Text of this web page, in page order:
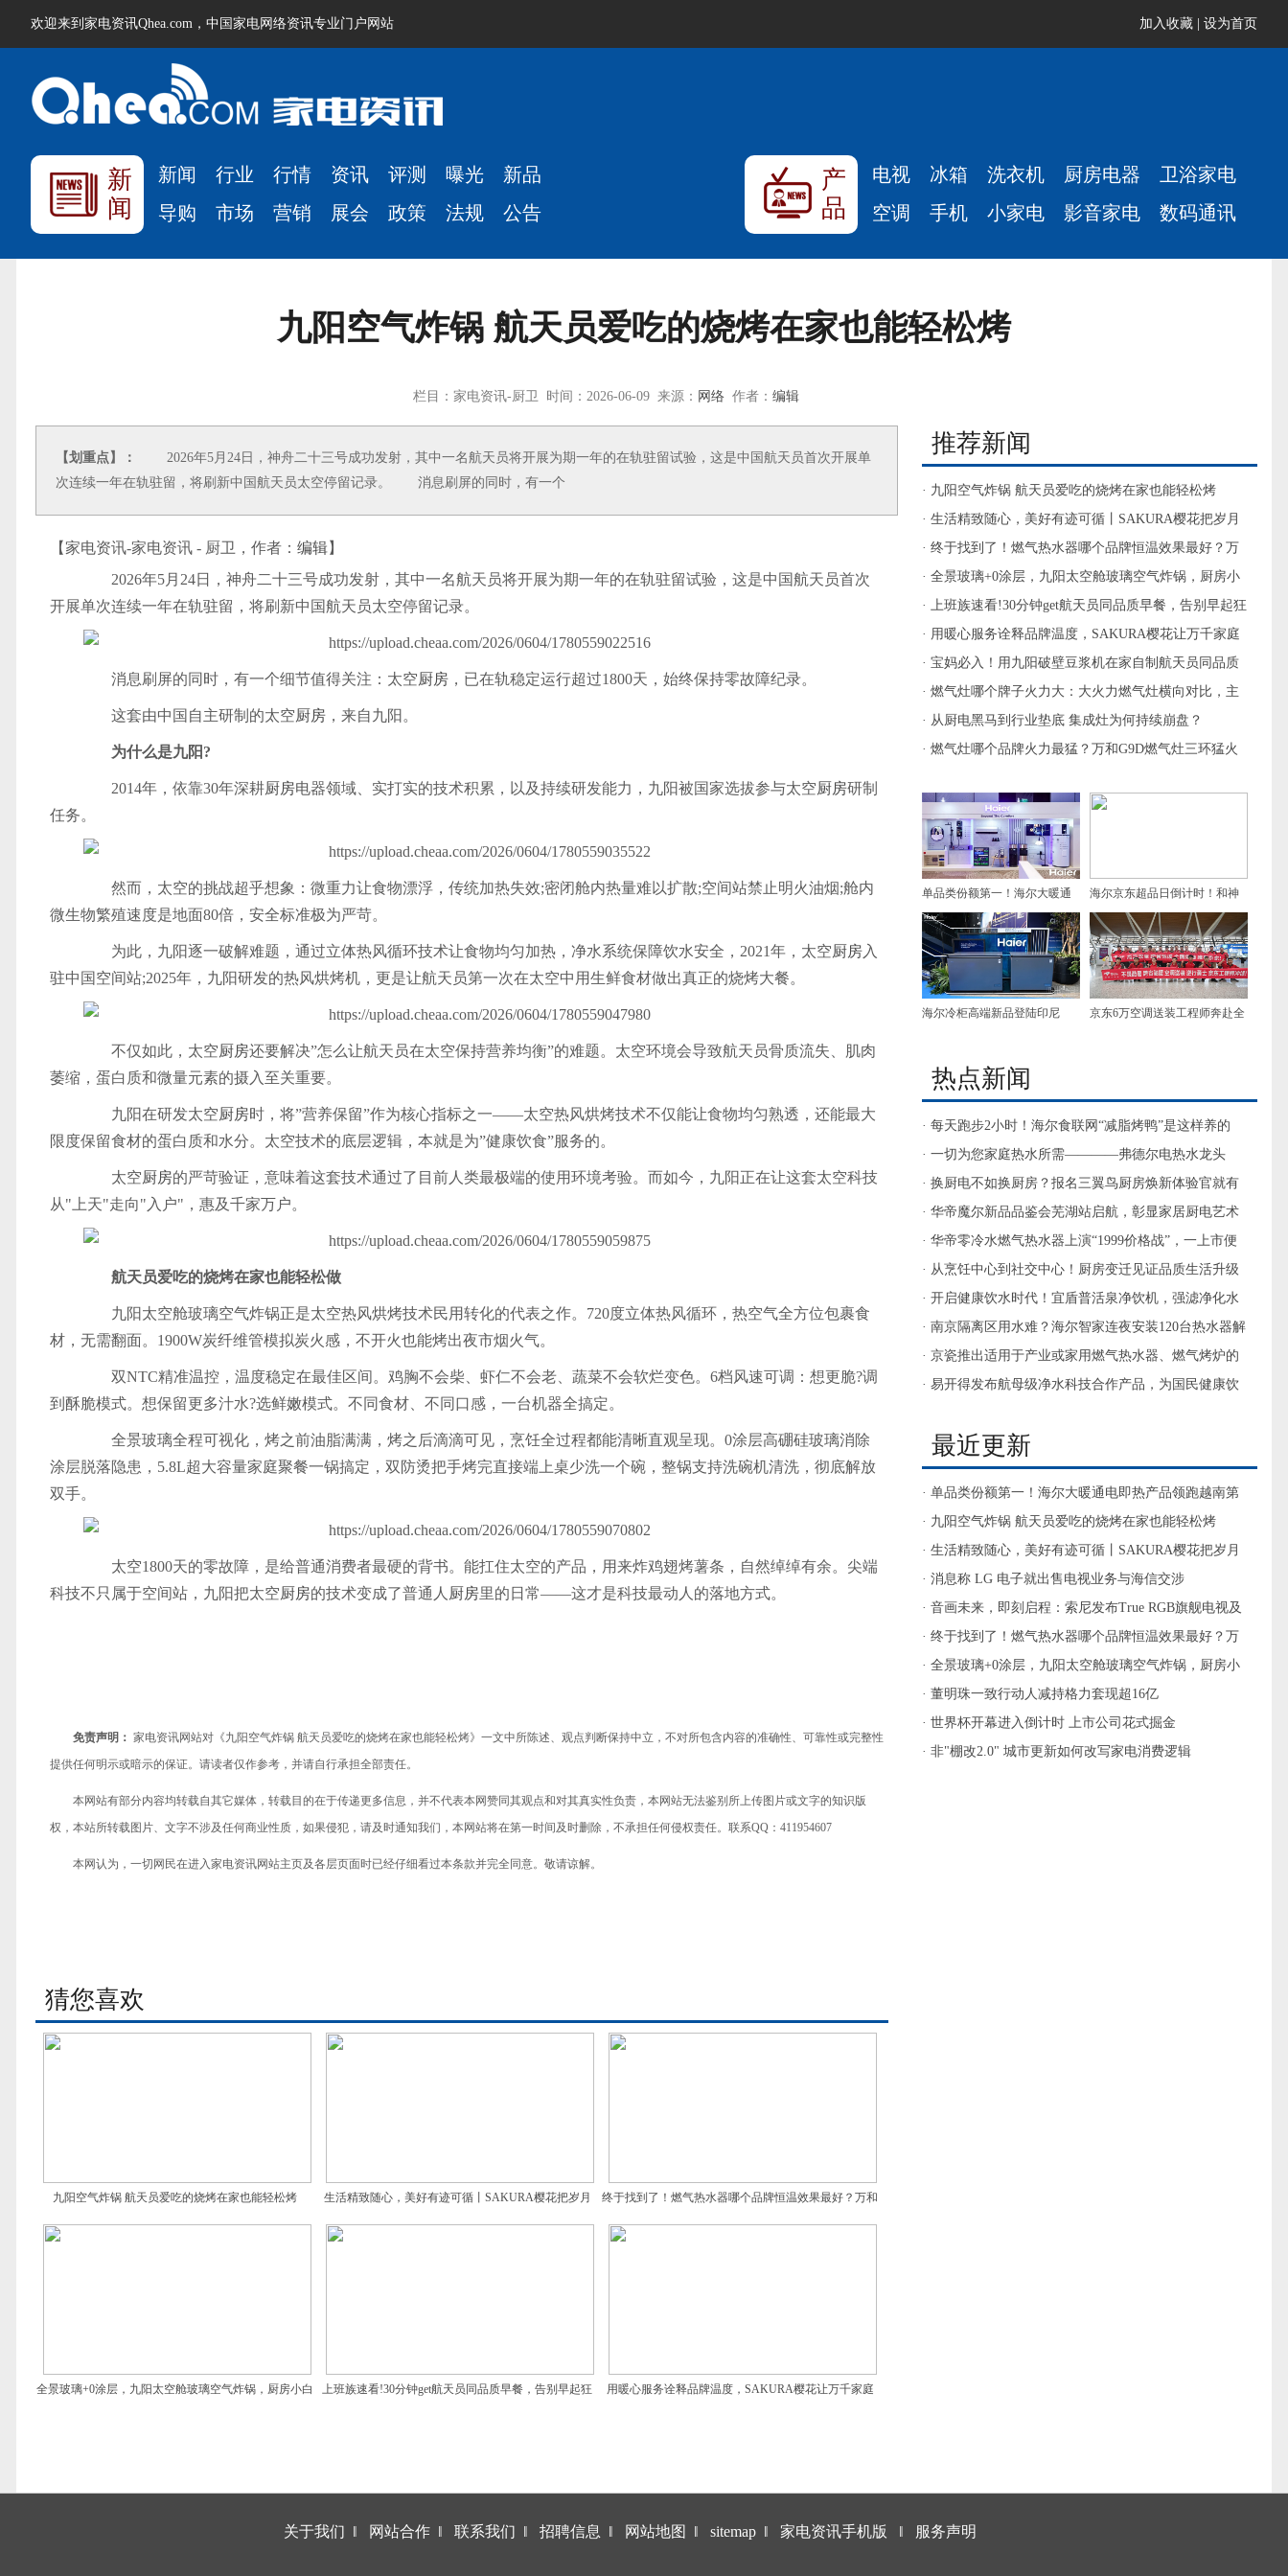
欢迎来到家电资讯Qhea.com，中国家电网络资讯专业门户网站 加入收藏 设为首页
新
闻
新闻 行业 行情 资讯 评测 曝光
新品
导购
市场 营销 展会 政策 法规 公告
产
品
电视 冰箱 洗衣机 厨房电器
卫浴家电
空调
手机 小家电 影音家电 数码通讯
九阳空气炸锅 航天员爱吃的烧烤在家也能轻松烤
栏目：家电资讯-厨卫 时间：2026-06-09 来源： 网络作者： 编辑
【划重点】：
2026年5月24日，神舟二十三号成功发射，其中一名航天员将开展为期一年的在轨驻留试验，这是中国航天员首次开展单
次连续一年在轨驻留，将刷新中国航天员太空停留记录。 消息刷屏的同时，有一个
【家电资讯-家电资讯 - 厨卫，作者： 编辑】
2026年5月24日，神舟二十三号成功发射，其中一名航天员将开展为期一年的在轨驻留试验，这是中国航天员首次
开展单次连续一年在轨驻留，将刷新中国航天员太空停留记录。
消息刷屏的同时，有一个细节值得关注：太空厨房 ，已在轨稳定运行超过1800天，始终保持零故障纪录。
这套由中国自主研制的太空厨房 ，来自九阳。
为什么是九阳?
2014年，依靠30年深耕厨房电器领域、实打实的技术积累，以及持续研发能力，九阳被国家选拔参与太空厨房研制
任务。
然而，太空的挑战超乎想象：微重力让食物漂浮，传统加热失效;密闭舱内热量难以扩散;空间站禁止明火油烟;舱内
微生物繁殖速度是地面80倍，安全标准极为严苛。
为此，九阳逐一破解难题，通过立体热风循环技术让食物均匀加热，净水系统保障饮水安全，2021年，太空厨房入
驻中国空间站;2025年，九阳研发的热风烘烤机，更是让航天员第一次在太空中用生鲜食材做出真正的烧烤大餐。
不仅如此，太空厨房还要解决”怎么让航天员在太空保持营养均衡”的难题。太空环境会导致航天员骨质流失、肌肉
萎缩，蛋白质和微量元素的摄入至关重要。
九阳在研发太空厨房时，将”营养保留”作为核心指标之一——太空热风烘烤技术不仅能让食物均匀熟透，还能最大
限度保留食材的蛋白质和水分。太空技术的底层逻辑，本就是为”健康饮食”服务的。
太空厨房的严苛验证，意味着这套技术通过了目前人类最极端的使用环境考验。而如今，九阳正在让这套太空科技
从"上天"走向"入户"，惠及千家万户。
航天员爱吃的烧烤在家也能轻松做
九阳太空舱玻璃空气炸锅正是太空热风烘烤技术民用转化的代表之作。720度立体热风循环，热空气全方位包裹食
材，无需翻面。1900W炭纤维管模拟炭火感，不开火也能烤出夜市烟火气。
双NTC精准温控，温度稳定在最佳区间。鸡胸不会柴、虾仁不会老、蔬菜不会软烂变色。6档风速可调：想更脆?调
到酥脆模式。想保留更多汁水?选鲜嫩模式。不同食材、不同口感，一台机器全搞定。
全景玻璃全程可视化，烤之前油脂满满，烤之后滴滴可见，烹饪全过程都能清晰直观呈现。0涂层高硼硅玻璃消除
涂层脱落隐患，5.8L超大容量家庭聚餐一锅搞定，双防烫把手烤完直接端上桌少洗一个碗，整锅支持洗碗机清洗，彻底解放
双手。
太空1800天的零故障，是给普通消费者最硬的背书。能扛住太空的产品，用来炸鸡翅烤薯条，自然绰绰有余。尖端
科技不只属于空间站，九阳把太空厨房的技术变成了普通人 厨房里的日常——这才是科技最动人的落地方式。
免责声明： 家电资讯网站对《九阳空气炸锅 航天员爱吃的烧烤在家也能轻松烤》一文中所陈述、观点判断保持中立，不对所包含内容的准确性、可靠性或完整性
提供任何明示或暗示的保证。请读者仅作参考，并请自行承担全部责任。
本网站有部分内容均转载自其它媒体，转载目的在于传递更多信息，并不代表本网赞同其观点和对其真实性负责，本网站无法鉴别所上传图片或文字的知识版
权，本站所转载图片、文字不涉及任何商业性质，如果侵犯，请及时通知我们，本网站将在第一时间及时删除，不承担任何侵权责任。联系QQ：411954607
本网认为，一切网民在进入家电资讯网站主页及各层页面时已经仔细看过本条款并完全同意。敬请谅解。
猜您喜欢
九阳空气炸锅 航天员爱吃的烧烤在家也能轻松烤 生活精致随心，美好有迹可循丨SAKURA樱花把岁月
静好留在烟火日常
终于找到了！燃气热水器哪个品牌恒温效果最好？万和
揽青YLV50太惊艳
全景玻璃+0涂层，九阳太空舱玻璃空气炸锅，厨房小白 上班族速看!30分钟get航天员同品质早餐，告别早起狂 用暖心服务诠释品牌温度，SAKURA樱花让万千家庭
推荐新闻
· 九阳空气炸锅 航天员爱吃的烧烤在家也能轻松烤
· 生活精致随心，美好有迹可循丨SAKURA樱花把岁月
静好留在烟火日常
· 终于找到了！燃气热水器哪个品牌恒温效果最好？万
和揽青YLV50太惊艳
· 全景玻璃+0涂层，九阳太空舱玻璃空气炸锅，厨房小
白的安心之选
· 上班族速看!30分钟get航天员同品质早餐，告别早起狂
奔
· 用暖心服务诠释品牌温度，SAKURA樱花让万千家庭
悦享轻松舒适
· 宝妈必入！用九阳破壁豆浆机在家自制航天员同品质
营养豆浆
· 燃气灶哪个牌子火力大：大火力燃气灶横向对比，主
流品牌参数拆解选购指南
· 从厨电黑马到行业垫底 集成灶为何持续崩盘？
· 燃气灶哪个品牌火力最猛？万和G9D燃气灶三环猛火
单品类份额第一！海尔大暖通
电即热产品领跑越南第一家电
渠道
海尔京东超品日倒计时！和神
秘主帅一起热爱AI家电
海尔冷柜高端新品登陆印尼 京东6万空调送装工程师奔赴全
热点新闻
· 每天跑步2小时！海尔食联网“减脂烤鸭”是这样养的
· 一切为您家庭热水所需————弗德尔电热水龙头
· 换厨电不如换厨房？报名三翼鸟厨房焕新体验官就有
答案了
· 华帝魔尔新品品鉴会芜湖站启航，彰显家居厨电艺术
· 华帝零冷水燃气热水器上演“1999价格战”，一上市便
打破底价
· 从烹饪中心到社交中心！厨房变迁见证品质生活升级
· 开启健康饮水时代！宜盾普活泉净饮机，强滤净化水
质，微矿健康饮水
· 南京隔离区用水难？海尔智家连夜安装120台热水器解
决
· 京瓷推出适用于产业或家用燃气热水器、燃气烤炉的
230V标准型氮化硅加热器
· 易开得发布航母级净水科技合作产品，为国民健康饮
最近更新
· 单品类份额第一！海尔大暖通电即热产品领跑越南第
一家电渠道
· 九阳空气炸锅 航天员爱吃的烧烤在家也能轻松烤
· 生活精致随心，美好有迹可循丨SAKURA樱花把岁月
静好留在烟火日常
· 消息称 LG 电子就出售电视业务与海信交涉
· 音画未来，即刻启程：索尼发布True RGB旗舰电视及
家庭影院新物种Trio
· 终于找到了！燃气热水器哪个品牌恒温效果最好？万
和揽青YLV50太惊艳
· 全景玻璃+0涂层，九阳太空舱玻璃空气炸锅，厨房小
白的安心之选
· 董明珠一致行动人减持格力套现超16亿
· 世界杯开幕进入倒计时 上市公司花式掘金
· 非"棚改2.0" 城市更新如何改写家电消费逻辑
关于我们 ‖ 网站合作 ‖ 联系我们 ‖ 招聘信息 ‖ 网站地图 ‖ sitemap ‖ 家电资讯手机版 ‖ 服务声明